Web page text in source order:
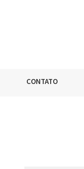
CONTATO